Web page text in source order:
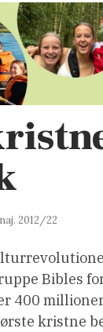
2012/22
Bibles
400
kristne